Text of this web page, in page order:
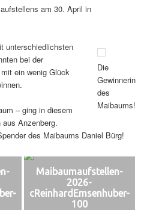
am 30. April in
Die
Gewinnerin
des
Maibaums!
unterschiedlichsten
bei der
ein wenig Glück
– ging in diesem
aus Anzenberg.
des Maibaums Daniel Bürg!
Maibaumaufstellen-
2026-
cReinhardEmsenhuber-
100